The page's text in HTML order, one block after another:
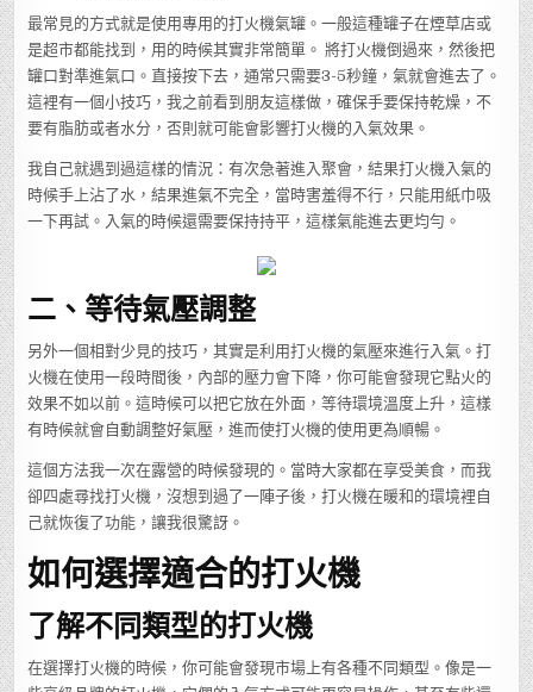
最常見的方式就是使用專用的打火機氣罐。一般這種罐子在煙草店或
是超市都能找到，用的時候其實非常簡單。 將打火機倒過來，然後把
罐口對準進氣口。直接按下去，通常只需要3-5秒鐘，氣就會進去了。
這裡有一個小技巧，我之前看到朋友這樣做，確保手要保持乾燥，不
要有脂肪或者水分，否則就可能會影響打火機的入氣效果。
我自己就遇到過這樣的情況：有次急著進入聚會，結果打火機入氣的
時候手上沾了水，結果進氣不完全，當時害羞得不行，只能用紙巾吸
一下再試。入氣的時候還需要保持持平，這樣氣能進去更均勻。
二、等待氣壓調整
另外一個相對少見的技巧，其實是利用打火機的氣壓來進行入氣。打
火機在使用一段時間後，內部的壓力會下降，你可能會發現它點火的
效果不如以前。這時候可以把它放在外面，等待環境溫度上升，這樣
有時候就會自動調整好氣壓，進而使打火機的使用更為順暢。
這個方法我一次在露營的時候發現的。當時大家都在享受美食，而我
卻四處尋找打火機，沒想到過了一陣子後，打火機在暖和的環境裡自
己就恢復了功能，讓我很驚訝。
如何選擇適合的打火機
了解不同類型的打火機
在選擇打火機的時候，你可能會發現市場上有各種不同類型。像是一